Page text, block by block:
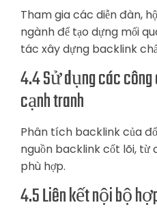
Tham gia các diễn đàn,
ngành để tạo dựng mối
tác xây dựng backlink
4.4 Sử dụng các
cạnh tranh
Phân tích backlink của
nguồn backlink cốt lõi, từ
phù hợp.
4.5 Liên kết nội bộ